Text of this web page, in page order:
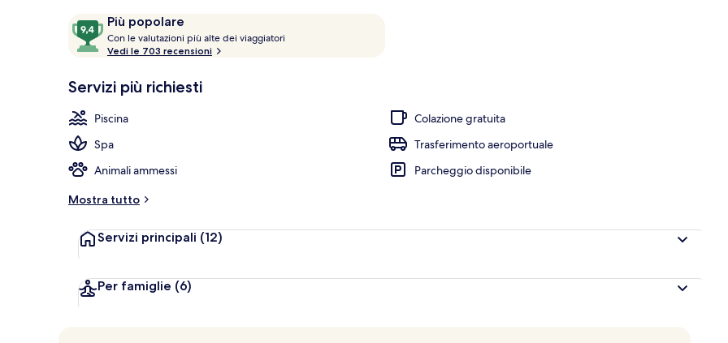
RecensioniPiù popolare
9,4
su
10,
popolare
Con le valutazioni più alte dei viaggiatori
z
Vedi le 703 recensioni
Servizi più richiesti
Piscina
Colazione gratuita
Spa
Trasferimento aeroportuale
Animali ammessi
Parcheggio disponibile
Mostra tutto
Servizi principali (12)
Per famiglie (6)